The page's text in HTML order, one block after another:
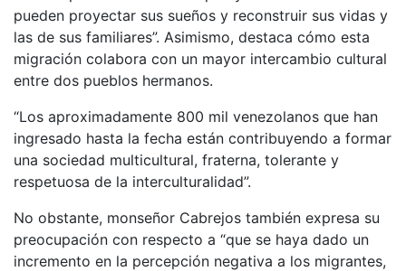
pueden proyectar sus sueños y reconstruir sus vidas y
las de sus familiares”. Asimismo, destaca cómo esta
migración colabora con un mayor intercambio cultural
entre dos pueblos hermanos.
“Los aproximadamente 800 mil venezolanos que han
ingresado hasta la fecha están contribuyendo a formar
una sociedad multicultural, fraterna, tolerante y
respetuosa de la interculturalidad”.
No obstante, monseñor Cabrejos también expresa su
preocupación con respecto a “que se haya dado un
incremento en la percepción negativa a los migrantes,